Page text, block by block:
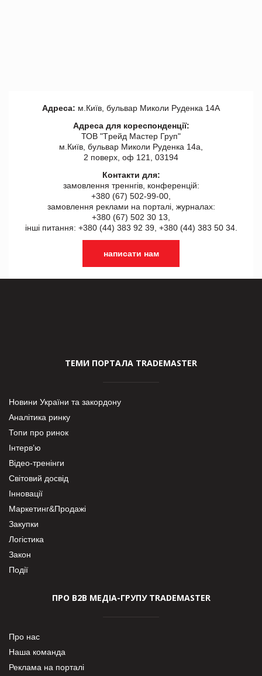
Адреса: м.Київ, бульвар Миколи Руденка 14А
Адреса для кореспонденції:
ТОВ "Tрейд Мастер Груп"
м.Київ, бульвар Миколи Руденка 14а,
2 поверх, оф 121, 03194
Контакти для:
замовлення треннгів, конференцій:
+380 (67) 502-99-00,
замовлення реклами на порталі, журналах:
+380 (67) 502 30 13,
інші питання: +380 (44) 383 92 39, +380 (44) 383 50 34.
написати нам
ТЕМИ ПОРТАЛА TRADEMASTER
Новини України та закордону
Аналітика ринку
Топи про ринок
Інтерв’ю
Відео-тренінги
Світовий досвід
Інновації
Маркетинг&Продажі
Закупки
Логістика
Закон
Події
ПРО В2В МЕДІА-ГРУПУ TRADEMASTER
Про нас
Наша команда
Реклама на порталі